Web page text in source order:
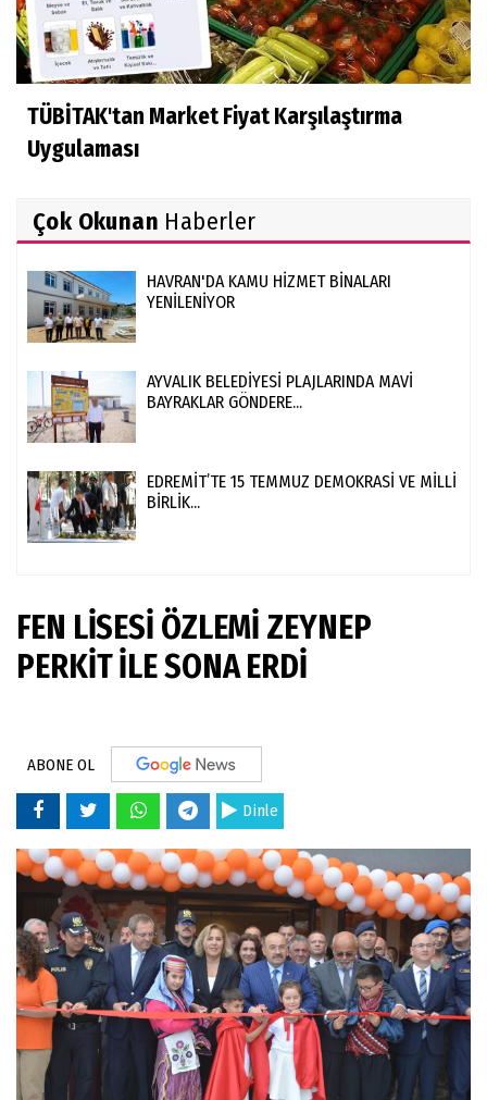
TÜBİTAK'tan Market Fiyat Karşılaştırma
Uygulaması
Çok Okunan Haberler
HAVRAN'DA KAMU HİZMET BİNALARI
YENİLENİYOR
AYVALIK BELEDİYESİ PLAJLARINDA MAVİ
BAYRAKLAR GÖNDERE...
EDREMİT’TE 15 TEMMUZ DEMOKRASİ VE MİLLİ
BİRLİK...
FEN LİSESİ ÖZLEMİ ZEYNEP
PERKİT İLE SONA ERDİ
ABONE OL
Dinle